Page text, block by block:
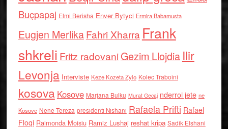
Buçpapaj Elmi Berisha Enver Bytyci Ermira Babamusta
Eugjen MerlikaFahri Xharra Frank
shkreli Fritz radovaniGezim Llojdia Ilir
Levonja Interviste Keze Kozeta Zylo Kolec Traboini
kosova Kosove Marjana Bulku Murat Gecaj nderroi jete ne
Kosove Nene Tereza presidenti Nishani Rafaela Prifti Rafael
Floqi Raimonda Moisiu Ramiz Lushaj reshat kripa Sadik Elshani